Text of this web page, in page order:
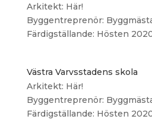
Arkitekt: Här!
Byggentreprenör:
Färdigställande: Hösten
Västra Varvsstadens skola
Arkitekt: Här!
Byggentreprenör:
Färdigställande: Hösten